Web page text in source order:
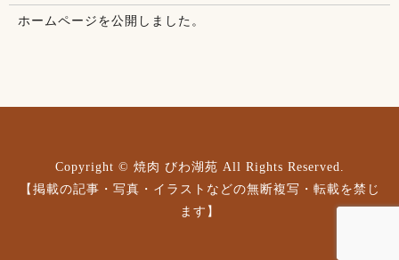
ホームページを公開しました。
Copyright © 焼肉 びわ湖苑 All Rights Reserved.
【掲載の記事・写真・イラストなどの無断複写・転載を禁じ
ます】